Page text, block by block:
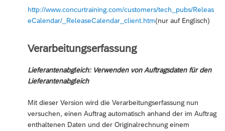
http://www.concurtraining.com/customers/tech_pubs/Releas
eCalendar/_ReleaseCalendar_client.htm(nur auf Englisch)
Verarbeitungserfassung
Lieferantenabgleich: Verwenden von Auftragsdaten für den
Lieferantenabgleich
Mit dieser Version wird die Verarbeitungserfassung nun
versuchen, einen Auftrag automatisch anhand der im Auftrag
enthaltenen Daten und der Originalrechnung einem